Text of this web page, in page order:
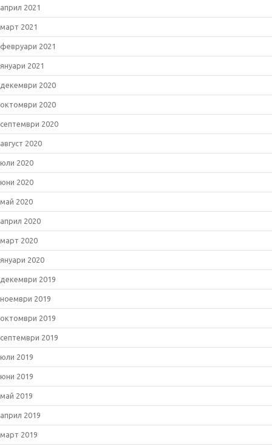
април 2021
март 2021
февруари 2021
януари 2021
декември 2020
октомври 2020
септември 2020
август 2020
юли 2020
юни 2020
май 2020
април 2020
март 2020
януари 2020
декември 2019
ноември 2019
октомври 2019
септември 2019
юли 2019
юни 2019
май 2019
април 2019
март 2019